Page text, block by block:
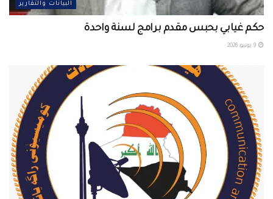
البيانات والتقارير
حكم غيابي بحبس مقدم برامج لسنة واحدة